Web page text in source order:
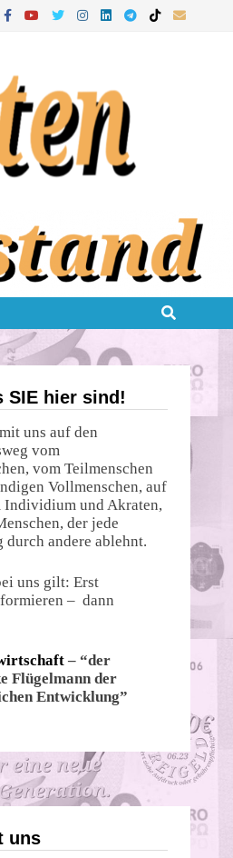
SIE hier sind!
uns auf den
vom
vom Teilmenschen
Vollmenschen, auf
Individium und Akraten,
der jede
durch andere ablehnt.
uns gilt: Erst
– dann
– “der
Flügelmann der
Entwicklung”
uns